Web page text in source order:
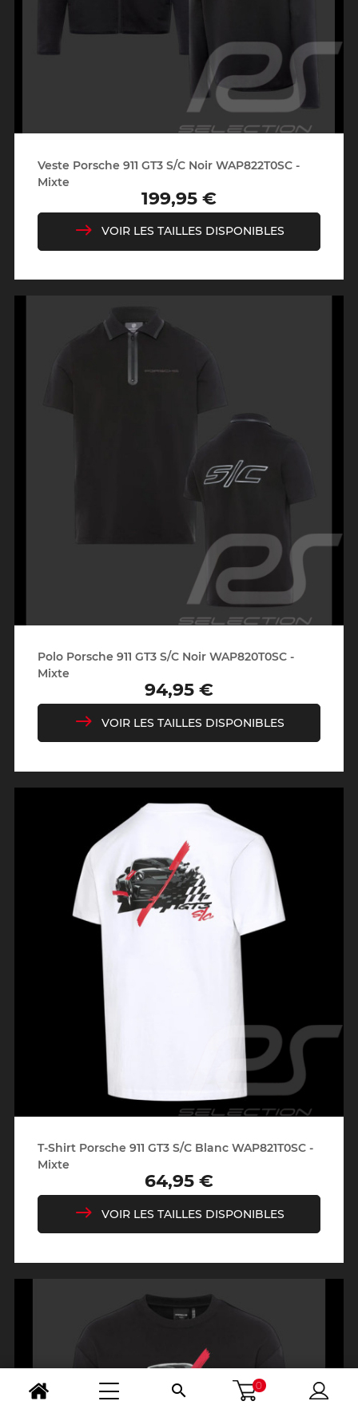
Veste Porsche 911 GT3 S/C Noir WAP822T0SC -
Mixte
Prix
199,95 €
VOIR LES TAILLES DISPONIBLES
Polo Porsche 911 GT3 S/C Noir WAP820T0SC -
Mixte
Prix
94,95 €
VOIR LES TAILLES DISPONIBLES
T-Shirt Porsche 911 GT3 S/C Blanc WAP821T0SC -
Mixte
Prix
64,95 €
VOIR LES TAILLES DISPONIBLES
 0